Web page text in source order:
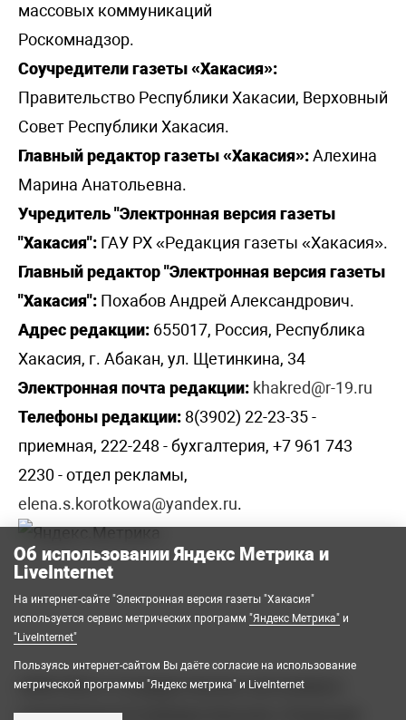
массовых коммуникаций
Роскомнадзор.
Соучредители газеты «Хакасия»:
Правительство Республики Хакасии, Верховный
Совет Республики Хакасия.
Главный редактор газеты «Хакасия»:Алехина
Марина Анатольевна.
Учредитель "Электронная версия газеты
"Хакасия": ГАУ РХ «Редакция газеты «Хакасия».
Главный редактор "Электронная версия газеты
"Хакасия": Похабов Андрей Александрович.
Адрес редакции: 655017, Россия, Республика
Хакасия, г. Абакан, ул. Щетинкина, 34
Электронная почта редакции: khakred@r-19.ru
Телефоны редакции: 8(3902) 22-23-35 -
приемная, 222-248 - бухгалтерия, +7 961 743
2230 - отдел рекламы,
elena.s.korotkowa@yandex.ru.
2008-2026 © Государственное автономное
учреждение Республики Хакасия «Редакция
Об использовании Яндекс Метрика и
LiveInternet
На интернет-сайте "Электронная версия газеты "Хакасия"
используется сервис метрических программ "Яндекс Метрика" и
"LiveInternet"
Пользуясь интернет-сайтом Вы даёте согласие на использование
метрической программы "Яндекс метрика" и LiveInternet